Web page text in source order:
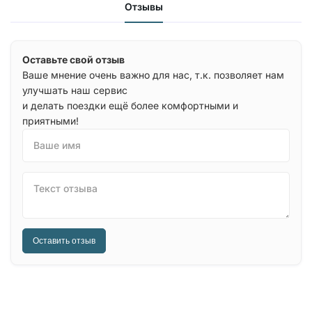
Отзывы
Оставьте свой отзыв
Ваше мнение очень важно для нас, т.к. позволяет нам
улучшать наш сервис
и делать поездки ещё более комфортными и
приятными!
Ваше имя
Текст отзыва
Оставить отзыв